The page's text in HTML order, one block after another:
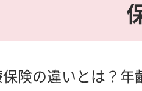
険の違いとは？